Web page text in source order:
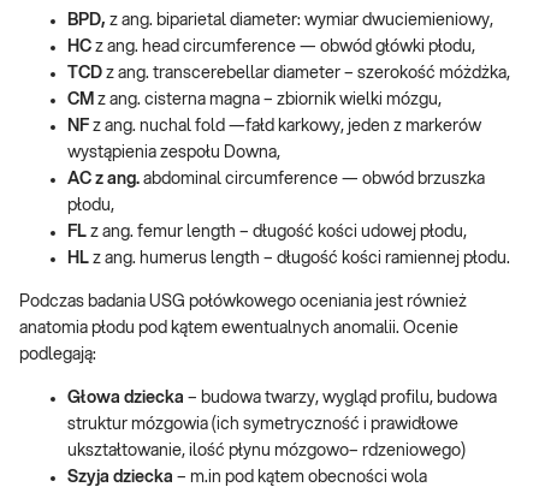
BPD, z ang. biparietal diameter: wymiar dwuciemieniowy,
HC z ang. head circumference — obwód główki płodu,
TCD z ang. transcerebellar diameter – szerokość móżdżka,
CM z ang. cisterna magna – zbiornik wielki mózgu,
NF z ang. nuchal fold —fałd karkowy, jeden z markerów
wystąpienia zespołu Downa,
AC z ang. abdominal circumference — obwód brzuszka
płodu,
FL z ang. femur length – długość kości udowej płodu,
HL z ang. humerus length – długość kości ramiennej płodu.
Podczas badania USG połówkowego oceniania jest również
anatomia płodu pod kątem ewentualnych anomalii. Ocenie
podlegają:
Głowa dziecka – budowa twarzy, wygląd profilu, budowa
struktur mózgowia (ich symetryczność i prawidłowe
ukształtowanie, ilość płynu mózgowo– rdzeniowego)
Szyja dziecka – m.in pod kątem obecności wola